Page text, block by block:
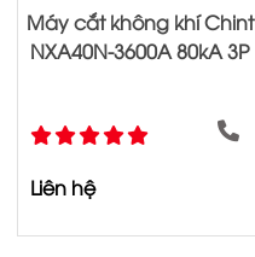
Máy cắt không khí Chint
NXA40N-3600A 80kA 3P
Liên hệ